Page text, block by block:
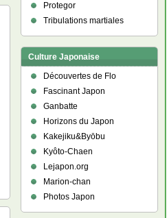
Protegor
Tribulations martiales
Culture Japonaise
Découvertes de Flo
Fascinant Japon
Ganbatte
Horizons du Japon
Kakejiku&Byōbu
Kyôto-Chaen
Lejapon.org
Marion-chan
Photos Japon